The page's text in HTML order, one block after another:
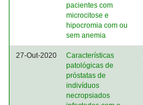
pacientes com
microcitose e
hipocromia com ou
sem anemia
27-Out-2020
Características
patológicas de
próstatas de
indivíduos
necropsiados